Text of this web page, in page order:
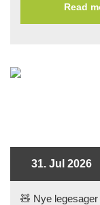
Read
31. Jul 2026
🧸 Nye